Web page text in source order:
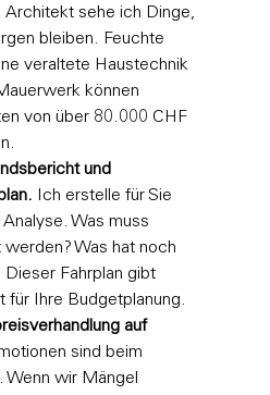
Architekt sehe ich Dinge,
bleiben. Feuchte
veraltete Haustechnik
können
von über 80.000 CHF
und
Ich erstelle für Sie
Was muss
Was hat noch
Dieser Fahrplan gibt
für Ihre Budgetplanung.
auf
sind beim
Wenn wir Mängel